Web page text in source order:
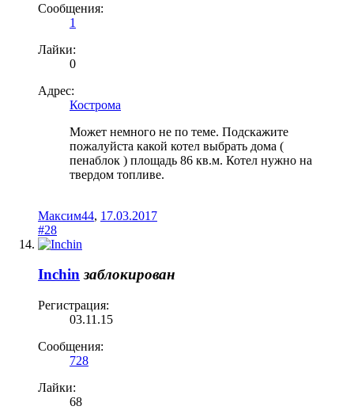
Сообщения:
1
Лайки:
0
Адрес:
Кострома
Может немного не по теме. Подскажите
пожалуйста какой котел выбрать дома (
пенаблок ) площадь 86 кв.м. Котел нужно на
твердом топливе.
Максим44, 17.03.2017
#28
Inchin заблокирован
Регистрация:
03.11.15
Сообщения:
728
Лайки:
68